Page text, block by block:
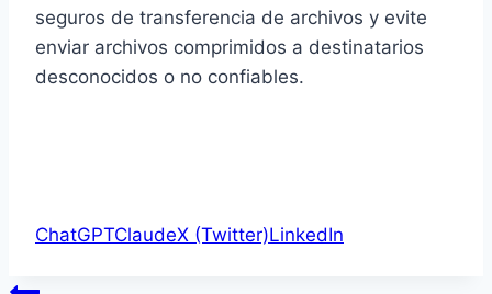
seguros de transferencia de archivos y evite
enviar archivos comprimidos a destinatarios
desconocidos o no confiables.
ChatGPTClaudeX (Twitter)LinkedIn